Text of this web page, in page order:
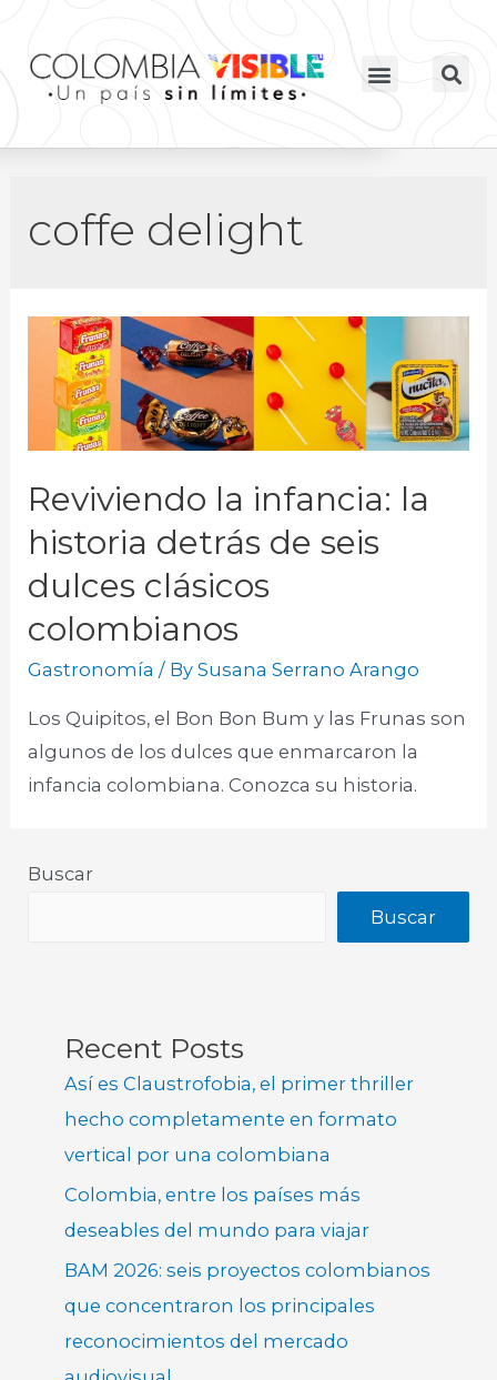
coffe delight
Reviviendo la infancia: la
historia detrás de seis
dulces clásicos
colombianos
Gastronomía / BySusana Serrano Arango
Los Quipitos, el Bon Bon Bum y las Frunas son
algunos de los dulces que enmarcaron la
infancia colombiana. Conozca su historia.​
Buscar
Buscar
Recent Posts
Así es Claustrofobia, el primer thriller
hecho completamente en formato
vertical por una colombiana
Colombia, entre los países más
deseables del mundo para viajar
BAM 2026: seis proyectos colombianos
que concentraron los principales
reconocimientos del mercado